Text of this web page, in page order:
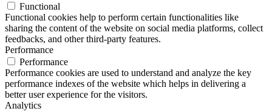
Functional
Functional cookies help to perform certain functionalities like
sharing the content of the website on social media platforms, collect
feedbacks, and other third-party features.
Performance
Performance
Performance cookies are used to understand and analyze the key
performance indexes of the website which helps in delivering a
better user experience for the visitors.
Analytics